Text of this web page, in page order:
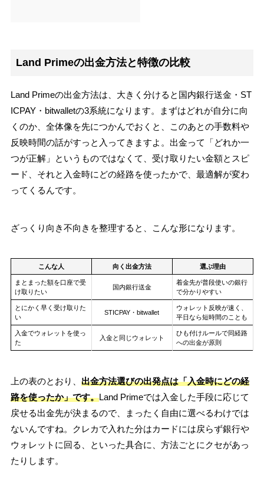
Land Primeの出金方法と特徴の比較
Land Primeの出金方法は、大きく分けると国内銀行送金・ST
ICPAY・bitwalletの3系統になります。まずはどれが自分に向
くのか、全体像を先につかんでおくと、このあとの手数料や
反映時間の話がすっと入ってきますよ。出金って「どれか一
つが正解」というものではなくて、受け取りたい金額とスピ
ード、それと入金時にどの経路を使ったかで、最適解が変わ
ってくるんです。
ざっくり向き不向きを整理すると、こんな形になります。
こんな人 向く出金方法 選ぶ理由
まとまった額を口座で受
け取りたい
国内銀行送金
着金先が普段使いの銀行
で分かりやすい
とにかく早く受け取りた
い
STICPAY・bitwallet
ウォレット反映が速く、
平日なら短時間のことも
入金でウォレットを使っ
た
入金と同じウォレット
ひも付けルールで同経路
への出金が原則
上の表のとおり、 出金方法選びの出発点は「入金時にどの経
路を使ったか」です。Land Primeでは入金した手段に応じて
戻せる出金先が決まるので、まったく自由に選べるわけでは
ないんですね。クレカで入れた分はカードには戻らず銀行や
ウォレットに回る、といった具合に、方法ごとにクセがあっ
たりします。